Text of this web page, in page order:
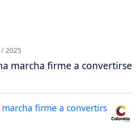
2025
marcha firme a convertirse